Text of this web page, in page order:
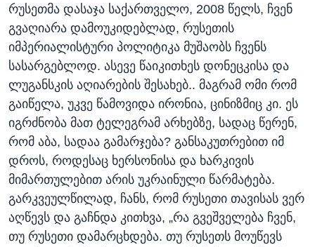
რუსეთმა დასაჯა საქართველო, 2008 წელს, ჩვენ
გვაღიარა დამოუკიდებლად, რუსეთის
იმპერიალისტური პოლიტიკა მუშაობს ჩვენს
სასარგებლოდ. ასევე წაიკითხეს დონეცკისა და
ლუგანსკის აღიარების შესახებ.. მაგრამ ომი რომ
გაიწელა, უკვე წამოვიდა ირონია, ცინიზმიც კი. ეს
იგრძნობა მათ ტელეგრამ არხებზე, სადაც წერენ,
რომ აბა, სადაა გამარჯება? განსაკუთრებით იმ
დროს, როდესაც ხერსონისა და ხარკივის
მიმართულებით არის უკრაინული წარმატება.
გარკვეულწილად, ჩანს, რომ რუსეთი თავისას ვერ
აღწევს და გაჩნდა კითხვა, „რა გვეშველება ჩვენ,
თუ რუსეთი დამარცხდება. თუ რუსეთს მოუწევს